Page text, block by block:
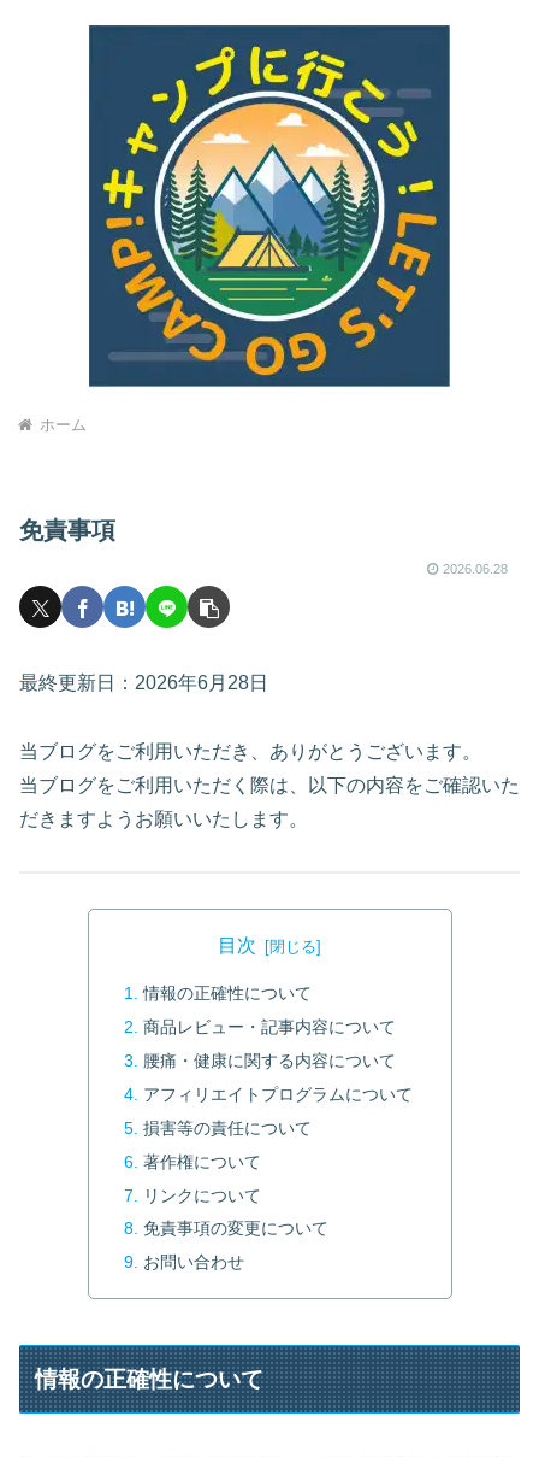
ホーム
免責事項
2026.06.28
最終更新日：2026年6月28日
当ブログをご利用いただき、ありがとうございます。
当ブログをご利用いただく際は、以下の内容をご確認いた
だきますようお願いいたします。
目次
情報の正確性について
商品レビュー・記事内容について
腰痛・健康に関する内容について
アフィリエイトプログラムについて
損害等の責任について
著作権について
リンクについて
免責事項の変更について
お問い合わせ
情報の正確性について